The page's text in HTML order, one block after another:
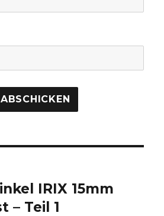
IRIX 15mm
– Teil 1